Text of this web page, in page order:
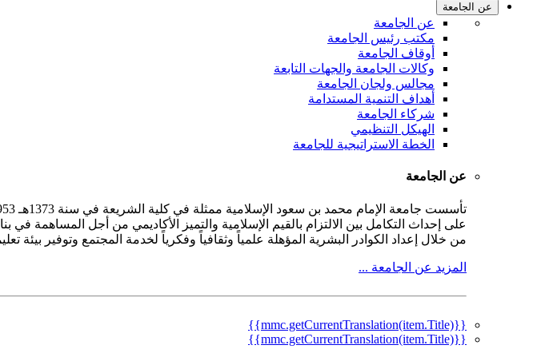
عن الجامعة
عن الجامعة
مكتب رئيس الجامعة
أوقاف الجامعة
وكالات الجامعة والجهات التابعة
مجالس ولجان الجامعة
أهداف التنمية المستدامة
شركاء الجامعة
الهيكل التنظيمي
الخطة الاستراتيجية للجامعة
عن الجامعة
على إحداث التكامل بين الالتزام بالقيم الإسلامية والتميز الأكاديمي من أجل المساهمة
من خلال إعداد الكوادر البشرية المؤهلة علمياً وثقافياً وفكرياً لخدمة المجتمع وتوفير
المزيد عن الجامعة ...
{{mmc.getCurrentTranslation(item.Title)}}
{{mmc.getCurrentTranslation(item.Title)}}